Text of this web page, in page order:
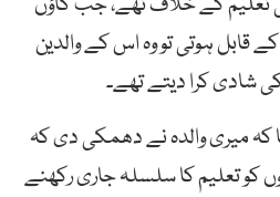
قابل ہوتی تو وہ اس کے والدین
شادی کرا دیتے تھے۔
کہ میری والدہ نے دھمکی دی کہ
کو تعلیم کا سلسلہ جاری رکھنے